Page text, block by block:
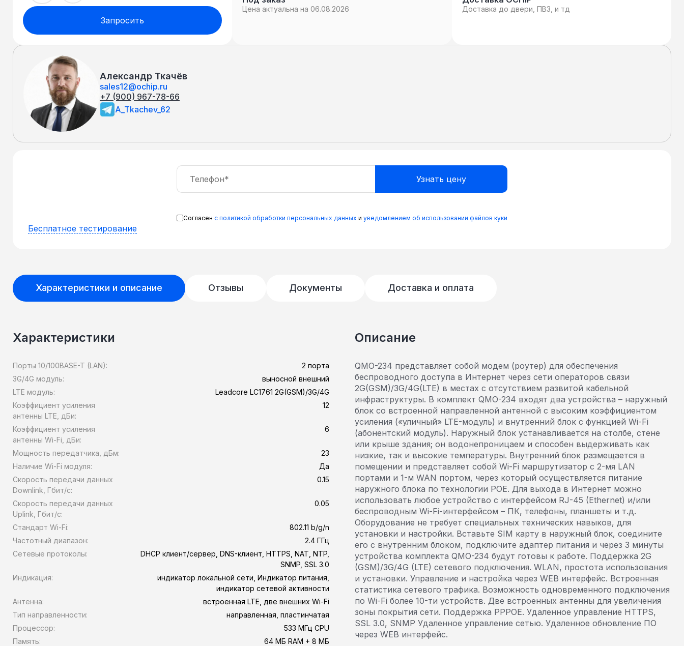
Запросить
Цена актуальна на 06.08.2026 Доставка до двери, ПВЗ, и тд
Александр Ткачёв
sales12@ochip.ru
+7 (900) 967-78-66
A_Tkachev_62
Согласен с политикой обработки персональных данных и уведомлением об использовании файлов куки
Бесплатное тестирование
Характеристики и описание Отзывы Документы Доставка и оплата
Характеристики
Порты 10/100BASE-T (LAN):
2 порта
3G/4G модуль:
выносной внешний
LTE модуль:
Leadcore LC1761 2G(GSM)/3G/4G
Коэффициент усиления
антенны LTE, дБи:
12
Коэффициент усиления
антенны Wi-Fi, дБи:
6
Мощность передатчика, дБм:
23
Наличие Wi-Fi модуля:
Да
Скорость передачи данных
Downlink, Гбит/с:
0.15
Скорость передачи данных
Uplink, Гбит/с:
0.05
Стандарт Wi-Fi:
802.11 b/g/n
Частотный диапазон:
2.4 ГГц
Сетевые протоколы:
DHCP клиент/сервер, DNS-клиент, HTTPS, NAT, NTP,
SNMP, SSL 3.0
Индикация:
индикатор локальной сети, Индикатор питания,
индикатор сетевой активности
Антенна:
встроенная LTE, две внешних Wi-Fi
Тип направленности:
направленная, пластинчатая
Процессор:
533 МГц CPU
Память:
64 МБ RAM + 8 МБ
Описание
QMO-234 представляет собой модем (роутер) для обеспечения
беспроводного доступа в Интернет через сети операторов связи
2G(GSM)/3G/4G(LTE) в местах с отсутствием развитой кабельной
инфраструктуры. В комплект QMO-234 входят два устройства – наружный
блок со встроенной направленной антенной с высоким коэффициентом
усиления («уличный» LTE-модуль) и внутренний блок с функцией Wi-Fi
(абонентский модуль). Наружный блок устанавливается на столбе, стене
или крыше здания; он водонепроницаем и способен выдерживать как
низкие, так и высокие температуры. Внутренний блок размещается в
помещении и представляет собой Wi-Fi маршрутизатор с 2-мя LAN
портами и 1-м WAN портом, через который осуществляется питание
наружного блока по технологии POE. Для выхода в Интернет можно
использовать любое устройство с интерфейсом RJ-45 (Ethernet) и/или
беспроводным Wi-Fi-интерфейсом – ПК, телефоны, планшеты и т.д.
Оборудование не требует специальных технических навыков, для
установки и настройки. Вставьте SIM карту в наружный блок, соедините
его с внутренним блоком, подключите адаптер питания и через 3 минуты
устройства комплекта QMO-234 будут готовы к работе. Поддержка 2G
(GSM)/3G/4G (LTE) сетевого подключения. WLAN, простота использования
и установки. Управление и настройка через WEB интерфейс. Встроенная
статистика сетевого трафика. Возможность одновременного подключения
по Wi-Fi более 10-ти устройств. Две встроенных антенны для увеличения
зоны покрытия сети. Поддержка PPPOE. Удаленное управление HTTPS,
SSL 3.0, SNMP Удаленное управление сетью. Удаленное обновление ПО
через WEB интерфейс.